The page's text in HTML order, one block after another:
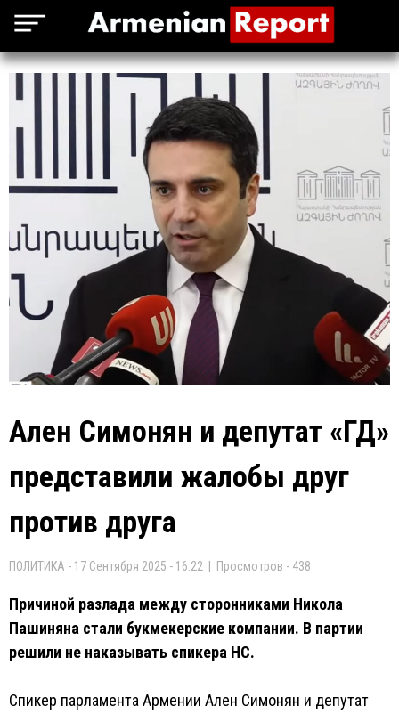
Ален Симонян и депутат «ГД»
представили жалобы друг
против друга
ПОЛИТИКА - 17 Сентября 2025 - 16:22 | Просмотров - 438
Причиной разлада между сторонниками Никола
Пашиняна стали букмекерские компании. В партии
решили не наказывать спикера НС.
Спикер парламента Армении Ален Симонян и депутат